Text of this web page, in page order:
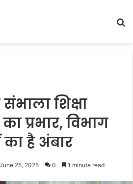
संभाला शिक्षा
प्रभार, विभाग
है अंबार
June 25, 2025 0 1 minute read